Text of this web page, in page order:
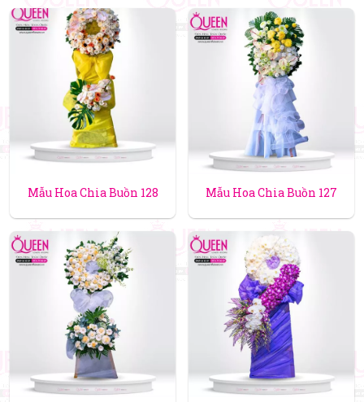
Mẫu Hoa Chia Buồn 128 Mẫu Hoa Chia Buồn 127